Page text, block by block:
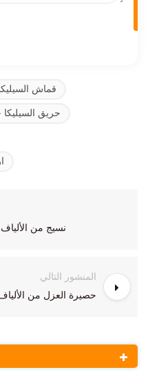
قماش
حريق
نسيج من
المنشور التالي
حصيرة العزل من الألياف